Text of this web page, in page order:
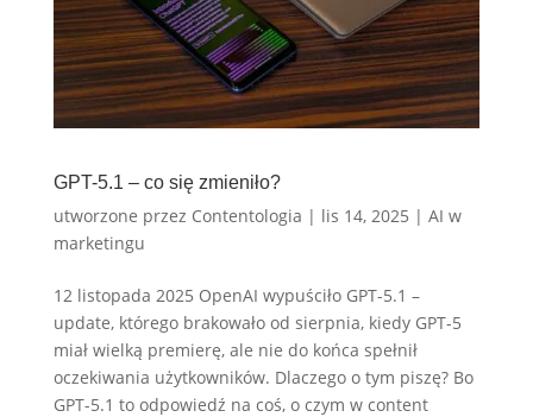
GPT-5.1 – co się zmieniło?
utworzone przez Contentologia | lis 14, 2025 | AI w
marketingu
12 listopada 2025 OpenAI wypuściło GPT-5.1 –
update, którego brakowało od sierpnia, kiedy GPT-5
miał wielką premierę, ale nie do końca spełnił
oczekiwania użytkowników. Dlaczego o tym piszę? Bo
GPT-5.1 to odpowiedź na coś, o czym w content